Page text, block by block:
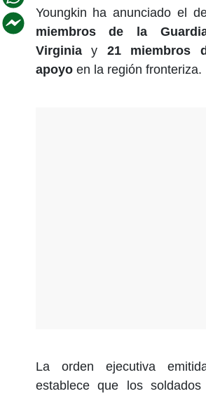
Youngkin ha anunciado el
miembros de la
Virginiay 21 miembros
apoyoen la región fronteriza.
La orden ejecutiva
establece que los